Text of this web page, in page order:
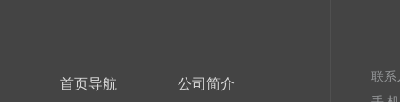
首页导航 公司简介
联系